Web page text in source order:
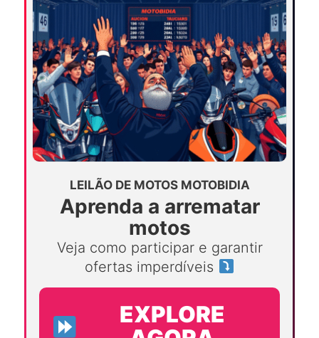
LEILÃO DE MOTOS MOTOBIDIA
Aprenda a arrematar
motos
Veja como participar e garantir
ofertas imperdíveis
EXPLORE